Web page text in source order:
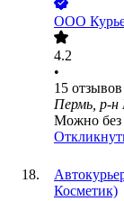
ООО
4.2
•
15 отзывов
Пермь, р-н
Можно без
Косметик)